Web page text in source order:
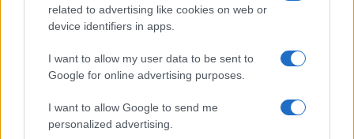
related to advertising like cookies on web or
device identifiers in apps.
I want to allow my user data to be sent to
Google for online advertising purposes.
I want to allow Google to send me
personalized advertising.
STARTUP